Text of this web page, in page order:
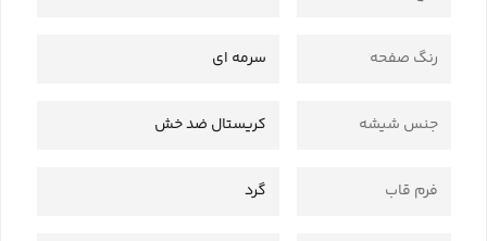
رنگ صفحه سرمه ای
جنس شیشه کریستال ضد خش
فرم قاب گرد